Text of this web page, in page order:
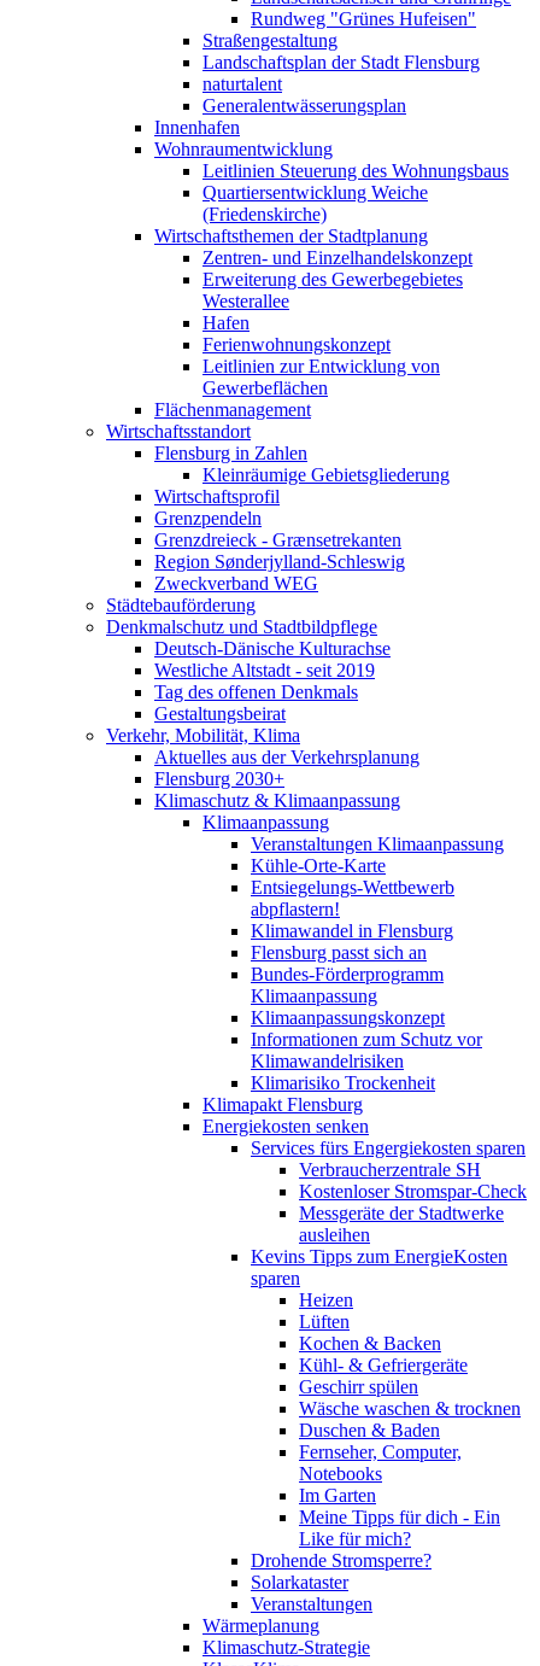
Rundweg "Grünes Hufeisen"
Straßengestaltung
Landschaftsplan der Stadt Flensburg
naturtalent
Generalentwässerungsplan
Innenhafen
Wohnraumentwicklung
Leitlinien Steuerung des Wohnungsbaus
Quartiersentwicklung Weiche
(Friedenskirche)
Wirtschaftsthemen der Stadtplanung
Zentren- und Einzelhandelskonzept
Erweiterung des Gewerbegebietes
Westerallee
Hafen
Ferienwohnungskonzept
Leitlinien zur Entwicklung von
Gewerbeflächen
Flächenmanagement
Wirtschaftsstandort
Flensburg in Zahlen
Kleinräumige Gebietsgliederung
Wirtschaftsprofil
Grenzpendeln
Grenzdreieck - Grænsetrekanten
Region Sønderjylland-Schleswig
Zweckverband WEG
Städtebauförderung
Denkmalschutz und Stadtbildpflege
Deutsch-Dänische Kulturachse
Westliche Altstadt - seit 2019
Tag des offenen Denkmals
Gestaltungsbeirat
Verkehr, Mobilität, Klima
Aktuelles aus der Verkehrsplanung
Flensburg 2030+
Klimaschutz & Klimaanpassung
Klimaanpassung
Veranstaltungen Klimaanpassung
Kühle-Orte-Karte
Entsiegelungs-Wettbewerb
abpflastern!
Klimawandel in Flensburg
Flensburg passt sich an
Bundes-Förderprogramm
Klimaanpassung
Klimaanpassungskonzept
Informationen zum Schutz vor
Klimawandelrisiken
Klimarisiko Trockenheit
Klimapakt Flensburg
Energiekosten senken
Services fürs Engergiekosten sparen
Verbraucherzentrale SH
Kostenloser Stromspar-Check
Messgeräte der Stadtwerke
ausleihen
Kevins Tipps zum EnergieKosten
sparen
Heizen
Lüften
Kochen & Backen
Kühl- & Gefriergeräte
Geschirr spülen
Wäsche waschen & trocknen
Duschen & Baden
Fernseher, Computer,
Notebooks
Im Garten
Meine Tipps für dich - Ein
Like für mich?
Drohende Stromsperre?
Solarkataster
Veranstaltungen
Wärmeplanung
Klimaschutz-Strategie